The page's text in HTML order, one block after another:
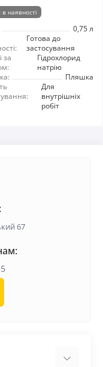
наявності
0,75 л
Готова до
застосування
за
Гідрохлорид
натрію
Пляшка
Для
внутрішніх
робіт
67